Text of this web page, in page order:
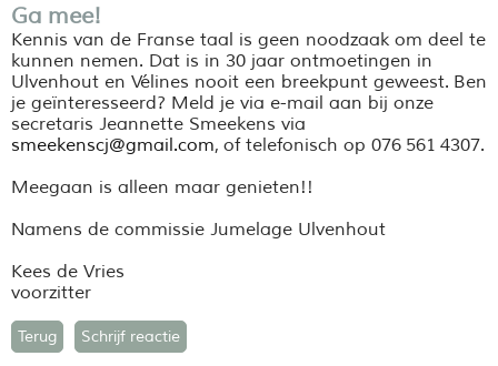
Ga mee!
Kennis van de Franse taal is geen noodzaak om deel te
kunnen nemen. Dat is in 30 jaar ontmoetingen in
Ulvenhout en Vélines nooit een breekpunt geweest. Ben
je geïnteresseerd? Meld je via e-mail aan bij onze
secretaris Jeannette Smeekens via
smeekenscj@gmail.com, of telefonisch op 076 561 4307.
Meegaan is alleen maar genieten!!
Namens de commissie Jumelage Ulvenhout
Kees de Vries
voorzitter
Terug Schrijf reactie